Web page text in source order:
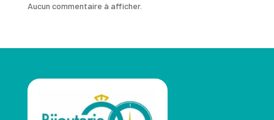
Aucun commentaire à afficher.